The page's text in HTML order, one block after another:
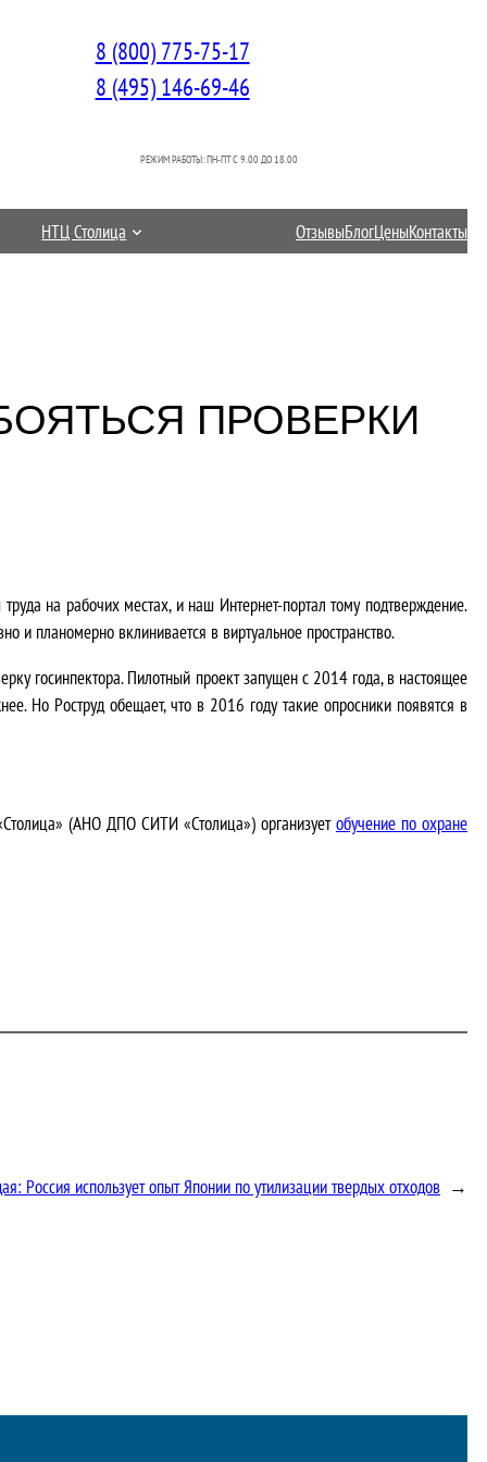
8 (800) 775-75-17
8 (495) 146-69-46
РЕЖИМ РАБОТЫ: ПН-ПТ C 9.00 ДО 18.00
НТЦ Столица ОтзывыБлогЦеныКонтакты
ПРОВЕРКИ
на рабочих местах, и наш Интернет-портал тому подтверждение.
и планомерно вклинивается в виртуальное пространство.
госинпектора. Пилотный проект запущен с 2014 года, в настоящее
Но Роструд обещает, что в 2016 году такие опросники появятся в
(АНО ДПО СИТИ «Столица») организуетобучение по охране
Россия использует опыт Японии по утилизации твердых отходов →